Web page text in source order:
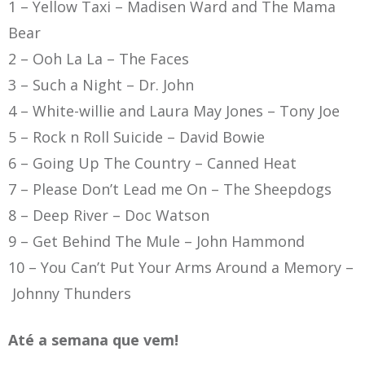
1 – Yellow Taxi – Madisen Ward and The Mama
Bear
2 – Ooh La La – The Faces
3 – Such a Night – Dr. John
4 – White-willie and Laura May Jones – Tony Joe
5 – Rock n Roll Suicide – David Bowie
6 – Going Up The Country – Canned Heat
7 – Please Don’t Lead me On – The Sheepdogs
8 – Deep River – Doc Watson
9 – Get Behind The Mule – John Hammond
10 – You Can’t Put Your Arms Around a Memory –
Johnny Thunders
Até a semana que vem!